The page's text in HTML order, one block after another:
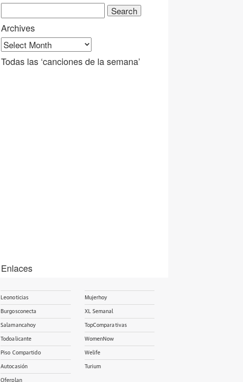
Search
for:
Archives
Archives
Todas las ‘canciones de la semana’
Enlaces
Leonoticias
Burgosconecta
Salamancahoy
Todoalicante
Piso Compartido
Autocasión
Oferplan
Mujerhoy
XL Semanal
TopComparativas
WomenNow
Welife
Turium